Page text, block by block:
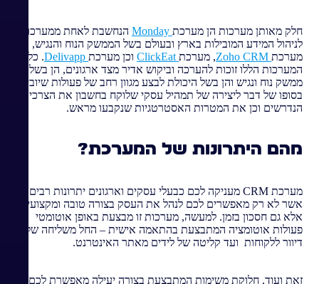
חלק מאותן מערכות הן מערכת Monday הנחשבת לאחת ממערכות
לניהול המידע המובילות בארץ ובעולם בשל הממשק הנוח והנגיש,
מערכת Zoho CRM, מערכת ClickEat וכן מערכת Delivapp. כלל
המערכות הללו זוכות להערכה וביקוש אדיר מצד ארגונים, הן בשל
ממשק נוח ונגיש והן בשל היכולת לבצע מגוון רחב של פעולות שיובילו
בסופו של דבר ליצירה של תמהיל עסקי שלוקח בחשבון את הצרכים
הנדרשים וכן את המטרות האסטרטגיות שנקבעו מראש.
מהם היתרונות של המערכת?
מערכת CRM מעניקה לכם כבעלי עסקים וארגונים יתרונות רבים
אשר לא רק מאפשרים לכם לנהל את העסק בצורה טובה ומקצועית
אלא גם חסכון בזמן. למעשה, מערכות זו מבצעת באופן אוטומטי
פעולות אוטומציה המתבצעת בהתאמה אישית – החל משליחה של
דיוור ללקוחות ועד קליטה של לידים מאתר האינטרנט.
זאת ועוד, חלוקת משימות המתבצעת בצורה יעילה מאפשרת לכם